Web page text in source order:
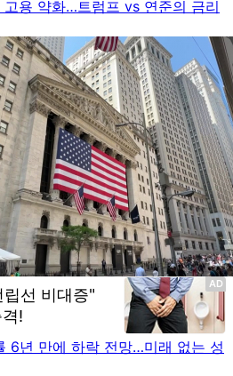
용 약화…트럼프 vs 연준의 금리
6년 만에 하락 전망…미래 없는 성